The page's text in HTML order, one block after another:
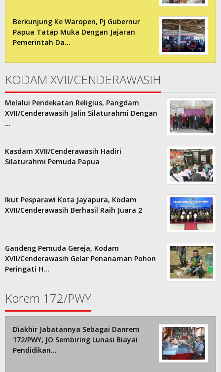
Berkunjung Ke Waropen, Pj Gubernur
Papua Tatap Muka Dengan Jajaran
Pemerintah Da…
KODAM XVII/CENDERAWASIH
Melalui Pendekatan Religius, Pangdam
XVII/Cenderawasih Jalin Silaturahmi Dengan
…
Kasdam XVII/Cenderawasih Hadiri
Silaturahmi Pemuda Papua
Ikut Pesparawi Kota Jayapura, Kodam
XVII/Cenderawasih Berhasil Raih Juara 2
Gandeng Pemuda Gereja, Kodam
XVII/Cenderawasih Gelar Penanaman Pohon
Peringati H…
Korem 172/PWY
Diakhir Jabatannya Sebagai Danrem
172/PWY, JO Sembiring Lunasi Biayai
Pendidikan…